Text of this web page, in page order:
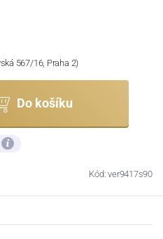
567/16, Praha 2)
Do košíku
Kód: ver9417s90